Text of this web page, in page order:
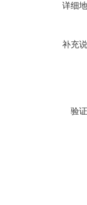
详细
补充
验